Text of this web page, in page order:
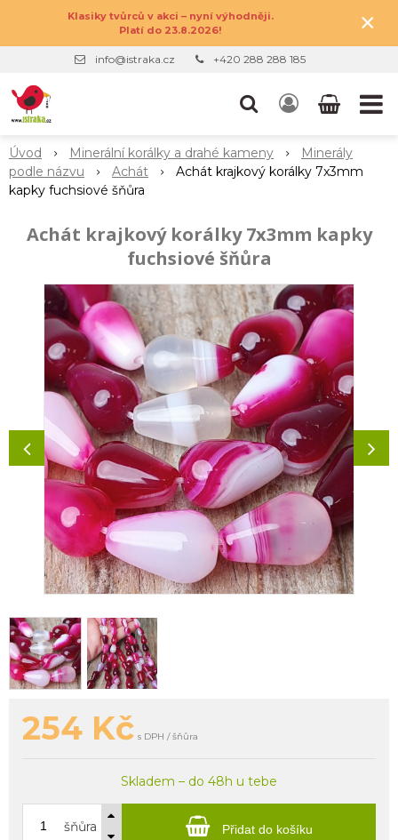
Klasiky tvůrců v akci – nyní výhodněji.
Platí do 23.8.2026!
×
info@istraka.cz +420 288 288 185
Úvod Minerální korálky a drahé kameny
Minerály
podle názvu
Achát
Achát krajkový korálky 7x3mm
kapky fuchsiové šňůra
Achát krajkový korálky 7x3mm kapky
fuchsiové šňůra
254 Kč s DPH / šňůra
Skladem – do 48h u tebe
šňůra Přidat do košíku